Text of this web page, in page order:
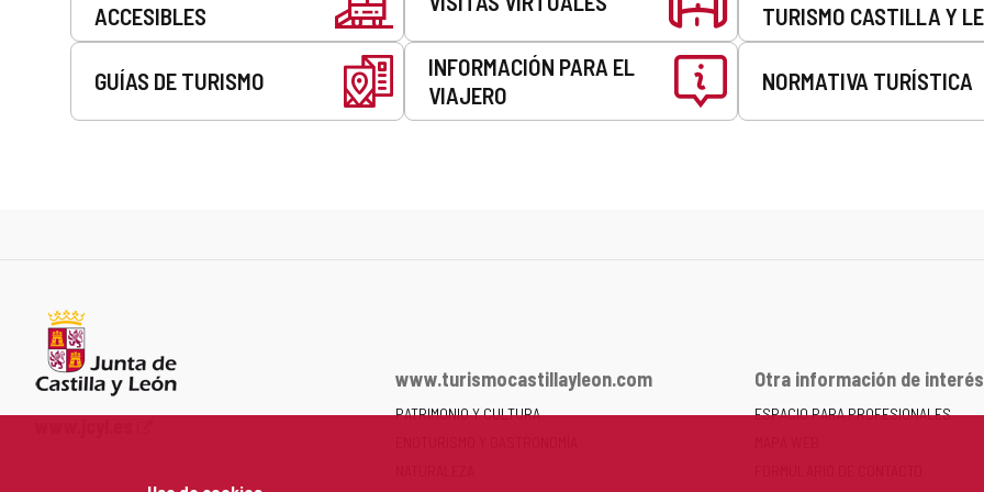
ACCESIBLES
TURISMO CASTILLA Y
GUÍAS DE TURISMO
INFORMACIÓN PARA EL
VIAJERO
NORMATIVA TURÍSTICA
www.turismocastillayleon.com
PATRIMONIO Y CULTURA
Otra información de interés
ESPACIO PARA PROFESIONALES